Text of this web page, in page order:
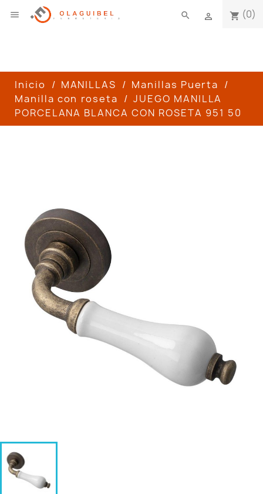
 shopping_cart (0)

search
Inicio MANILLAS
Manillas Puerta
Manilla con roseta
JUEGO MANILLA
PORCELANA BLANCA CON ROSETA 951 50